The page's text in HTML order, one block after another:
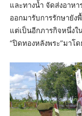
และทางน้ำ จัดส่งอาห
ออกมารับการรักษายั
แต่เป็นอีกภารกิจหนึ่งใ
“ปิดทองหลังพระ”มาโ